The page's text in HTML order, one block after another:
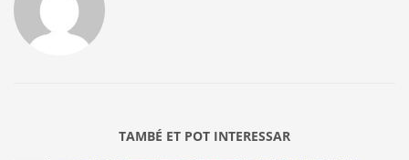
TAMBÉ ET POT INTERESSAR